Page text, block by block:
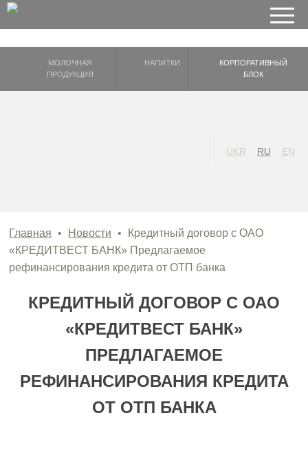
МОЛОЧНАЯ
ПРОДУКЦИЯ
НАПИТКИ
КОРПОРАТИВНЫЙ
БЛОК
UKR RU EN
Главная • Новости •
Кредитный договор с ОАО
«КРЕДИТВЕСТ БАНК» Предлагаемое
рефинансирования кредита от ОТП банка
КРЕДИТНЫЙ ДОГОВОР С ОАО
«КРЕДИТВЕСТ БАНК»
ПРЕДЛАГАЕМОЕ
РЕФИНАНСИРОВАНИЯ КРЕДИТА
ОТ ОТП БАНКА